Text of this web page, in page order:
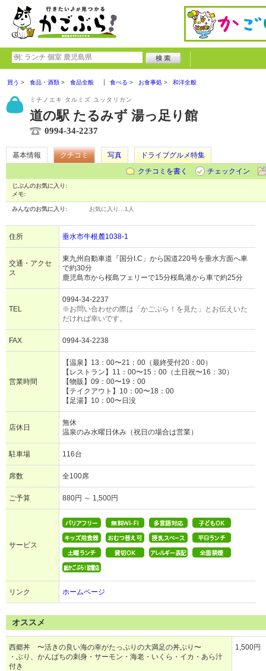
買う 食品・酒類 食品全般 食べる お食事処 和洋全般
ミチノエキ タルミズ ユッタリカン
道の駅 たるみず 湯っ足り館
0994-34-2237
基本情報 クチコミ 写真
ドライブグルメ特集
クチコミを書く
チェックイン
じぶんのお気に入り:
メモ:
みんなのお気に入り: お気に入り… 1人
住所 垂水市牛根麓1038-1
交通・アクセ
ス
東九州自動車道『国分I.C」から国道220号を垂水方面へ車
で約30分
鹿児島市から桜島フェリーで15分桜島港から車で約25分
TEL
0994-34-2237
※お問い合わせの際は「かごぶら！を見た」とお伝えいた
だければ幸いです。
FAX 0994-34-2238
営業時間
【温泉】13：00〜21：00（最終受付20：00）
【レストラン】11：00〜15：00（土日祝〜16：30）
【物販】09：00〜19：00
【テイクアウト】10：00〜18：00
【足湯】10：00〜日没
店休日
無休
温泉のみ水曜日休み（祝日の場合は営業）
駐車場 116台
席数 全100席
ご予算 880円 ～ 1,500円
サービス
リンク ホームページ
オススメ
西郷丼 〜活きの良い海の幸がたっぷりの大満足の丼ぶり〜
・ぶり、かんぱちの刺身・サーモン・海老・いくら・イカ・あら汁
付き
1,500円